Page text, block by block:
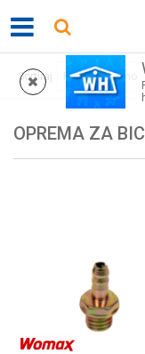
WOBY
OPREMA ZA
Sortiraj